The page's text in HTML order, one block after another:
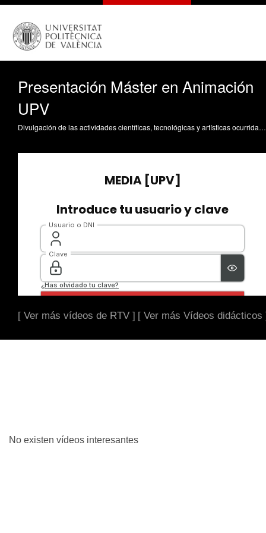
Presentación Máster en Animación
UPV
Divulgación de las actividades científicas, tecnológicas y artísticas ocurridas en los tres campus de la UPV
[ Ver más vídeos de RTV ] [ Ver más Vídeos didácticos
No existen vídeos interesantes